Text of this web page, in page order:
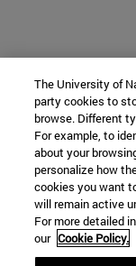
The University of
party cookies to
browse. Different
For example, to
about your
personalize how
cookies you want
will remain active
For more detailed
our Cookie Policy.